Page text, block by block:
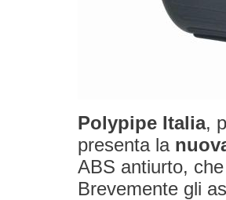
Polypipe Italia,
presenta la
ABS antiurto,
Brevemente gli